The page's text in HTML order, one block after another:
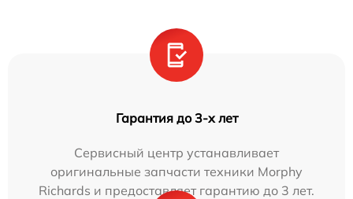
Гарантия до 3-х лет
Сервисный центр устанавливает
оригинальные запчасти техники Morphy
Richards и предоставляет гарантию до 3 лет.